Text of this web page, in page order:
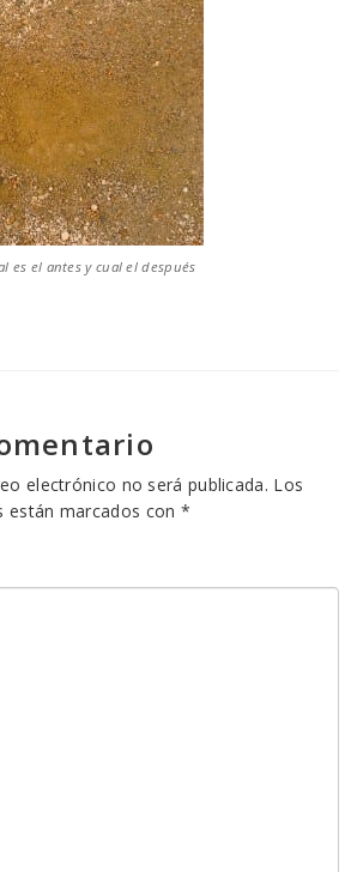
es el antes y cual el después
electrónico no será publicada. Los
están marcados con *